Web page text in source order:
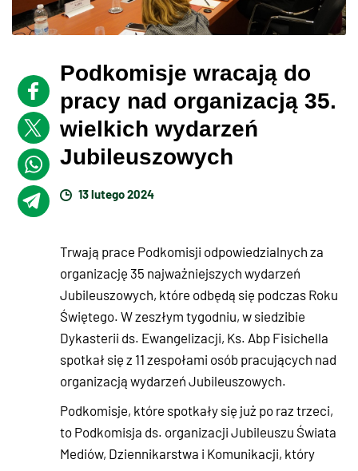
Podkomisje wracają do
pracy nad organizacją 35.
wielkich wydarzeń
Jubileuszowych
13 lutego 2024
Trwają prace Podkomisji odpowiedzialnych za
organizację 35 najważniejszych wydarzeń
Jubileuszowych, które odbędą się podczas Roku
Świętego. W zeszłym tygodniu, w siedzibie
Dykasterii ds. Ewangelizacji, Ks. Abp Fisichella
spotkał się z 11 zespołami osób pracujących nad
organizacją wydarzeń Jubileuszowych.
Podkomisje, które spotkały się już po raz trzeci,
to Podkomisja ds. organizacji Jubileuszu Świata
Mediów, Dziennikarstwa i Komunikacji, który